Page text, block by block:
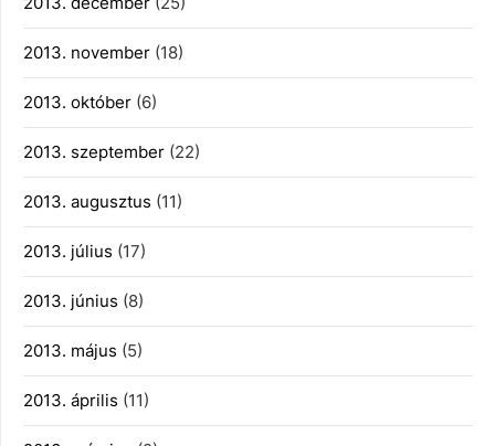
2013. november (18)
2013. október (6)
2013. szeptember (22)
2013. augusztus (11)
2013. július (17)
2013. június (8)
2013. május (5)
2013. április (11)